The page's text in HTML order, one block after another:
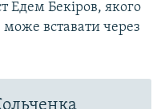
Едем Бекіров, якого
вставати через